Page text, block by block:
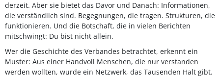
derzeit. Aber sie bietet das Davor und Danach: Informationen,
die verständlich sind. Begegnungen, die tragen. Strukturen, die
funktionieren. Und die Botschaft, die in vielen Berichten
mitschwingt: Du bist nicht allein.
Wer die Geschichte des Verbandes betrachtet, erkennt ein
Muster: Aus einer Handvoll Menschen, die nur verstanden
werden wollten, wurde ein Netzwerk, das Tausenden Halt gibt.